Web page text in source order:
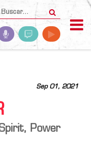
Sep 01, 2021
Power